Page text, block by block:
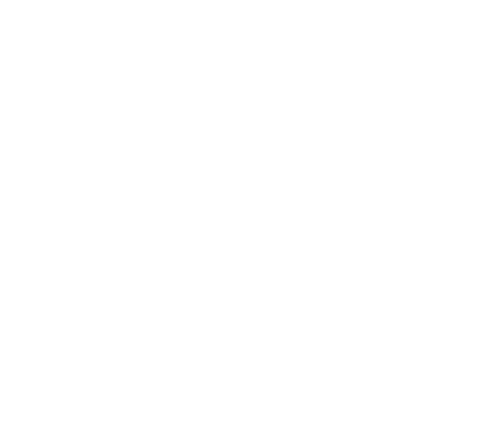
kompletným produktovým portfóliom.​
svojich strediskách na Slovensku. Viac informácií nájdete na